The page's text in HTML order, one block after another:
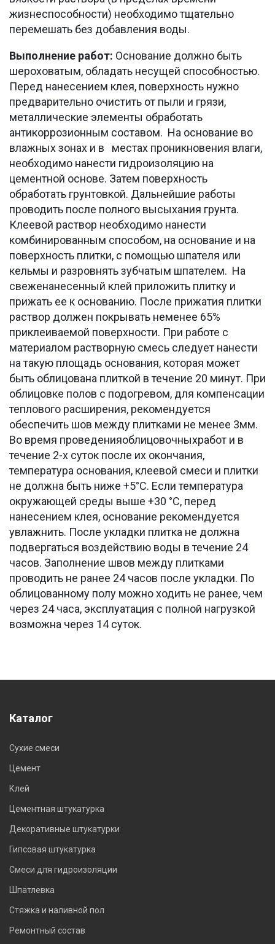
жизнеспособности) необходимо тщательно
перемешать без добавления воды.
Выполнение работ: Основание должно быть
шероховатым, обладать несущей способностью.
Перед нанесением клея, поверхность нужно
предварительно очистить от пыли и грязи,
металлические элементы обработать
антикоррозионным составом. На основание во
влажных зонах и в местах проникновения влаги,
необходимо нанести гидроизоляцию на
цементной основе. Затем поверхность
обработать грунтовкой. Дальнейшие работы
проводить после полного высыхания грунта.
Клеевой раствор необходимо нанести
комбинированным способом, на основание и на
поверхность плитки, с помощью шпателя или
кельмы и разровнять зубчатым шпателем. На
свеженанесенный клей приложить плитку и
прижать ее к основанию. После прижатия плитки
раствор должен покрывать неменее 65%
приклеиваемой поверхности. При работе с
материалом растворную смесь следует нанести
на такую площадь основания, которая может
быть облицована плиткой в течение 20 минут. При
облицовке полов с подогревом, для компенсации
теплового расширения, рекомендуется
обеспечить шов между плитками не менее 3мм.
Во время проведенияоблицовочныхработ и в
течение 2-х суток после их окончания,
температура основания, клеевой смеси и плитки
не должна быть ниже +5°С. Если температура
окружающей среды выше +30 °С, перед
нанесением клея, основание рекомендуется
увлажнить. После укладки плитка не должна
подвергаться воздействию воды в течение 24
часов. Заполнение швов между плитками
проводить не ранее 24 часов после укладки. По
облицованному полу можно ходить не ранее, чем
через 24 часа, эксплуатация с полной нагрузкой
возможна через 14 суток.
Каталог
Сухие смеси
Цемент
Клей
Цементная штукатурка
Декоративные штукатурки
Гипсовая штукатурка
Смеси для гидроизоляции
Шпатлевка
Стяжка и наливной пол
Ремонтный состав